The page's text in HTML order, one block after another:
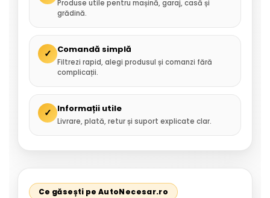
Produse utile pentru mașină, garaj, casă și
grădină.
✓ Comandă simplă
Filtrezi rapid, alegi produsul și comanzi fără
complicații.
✓ Informații utile
Livrare, plată, retur și suport explicate clar.
Ce găsești pe AutoNecesar.ro